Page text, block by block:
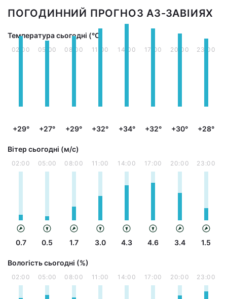
ПОГОДИННИЙ ПРОГНОЗ АЗ-ЗАВІИЯХ
Температура сьогодні (°С)
02:00
+29°
05:00
+27°
08:00
+29°
11:00
+32°
14:00
+34°
17:00
+32°
20:00
+30°
23:00
+28°
Вітер сьогодні (м/с)
02:00
0.7
05:00
0.5
08:00
1.7
11:00
3.0
14:00
4.3
17:00
4.6
20:00
3.4
23:00
1.5
Вологість сьогодні (%)
02:00 05:00 08:00 11:00 14:00 17:00 20:00 23:00